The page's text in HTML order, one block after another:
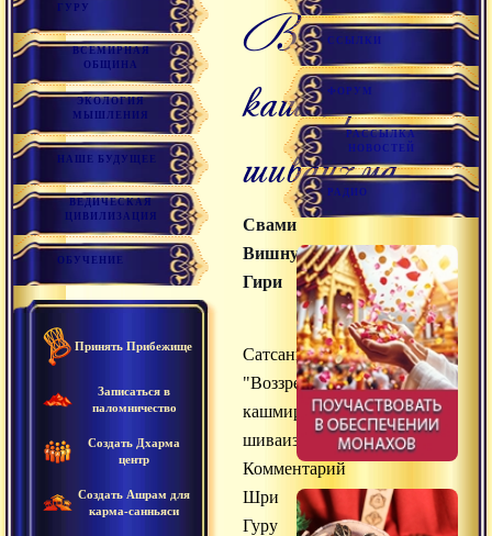
ГУРУ
ВСЕМИРНАЯ
ОБЩИНА
ЭКОЛОГИЯ
МЫШЛЕНИЯ
НАШЕ БУДУЩЕЕ
ВЕДИЧЕСКАЯ
ЦИВИЛИЗАЦИЯ
ОБУЧЕНИЕ
Принять Прибежище
Записаться в
паломничество
Создать Дхарма
центр
Создать Ашрам для
карма-санньяси
Воззрение
кашмирского
шиваизма
Свами
Вишнудевананда
Гири
Сатсанг
"Воззрение
кашмирского
шиваизма"
Комментарий
Шри
Гуру
ССЫЛКИ
ФОРУМ
РАССЫЛКА
НОВОСТЕЙ
РАДИО